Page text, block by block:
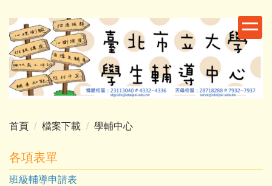
到
主
要
內
容
區
首頁 檔案下載 學輔中心
各項表單
班級輔導申請表